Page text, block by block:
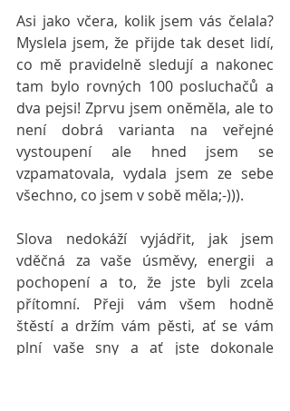
Asi jako včera, kolik jsem vás čelala?
Myslela jsem, že přijde tak deset lidí,
co mě pravidelně sledují a nakonec
tam bylo rovných 100 posluchačů a
dva pejsi! Zprvu jsem oněměla, ale to
není dobrá varianta na veřejné
vystoupení ale hned jsem se
vzpamatovala, vydala jsem ze sebe
všechno, co jsem v sobě měla;-))).
Slova nedokáží vyjádřit, jak jsem
vděčná za vaše úsměvy, energii a
pochopení a to, že jste byli zcela
přítomní. Přeji vám všem hodně
štěstí a držím vám pěsti, ať se vám
plní vaše sny a ať jste dokonale